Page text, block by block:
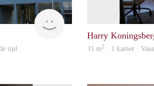
finder
tijd
Harry
31 m2 · 1 kamer ·